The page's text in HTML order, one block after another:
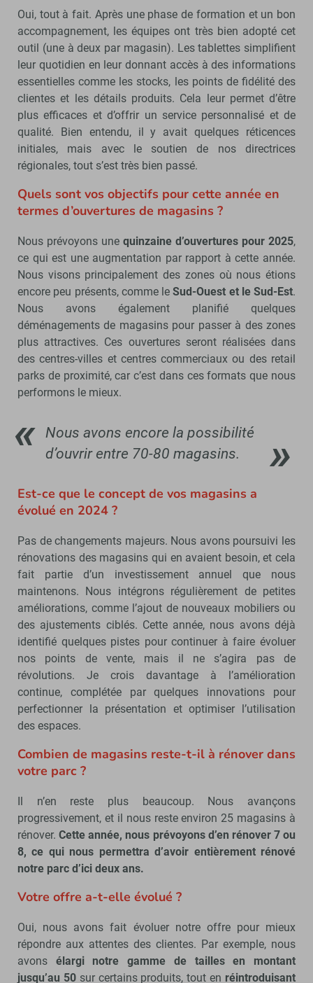
Oui, tout à fait. Après une phase de formation et un bon
accompagnement, les équipes ont très bien adopté cet
outil (une à deux par magasin). Les tablettes simplifient
leur quotidien en leur donnant accès à des informations
essentielles comme les stocks, les points de fidélité des
clientes et les détails produits. Cela leur permet d’être
plus efficaces et d’offrir un service personnalisé et de
qualité. Bien entendu, il y avait quelques réticences
initiales, mais avec le soutien de nos directrices
régionales, tout s’est très bien passé.
Quels sont vos objectifs pour cette année en
termes d’ouvertures de magasins ?
Nous prévoyons une quinzaine d’ouvertures pour 2025,
ce qui est une augmentation par rapport à cette année.
Nous visons principalement des zones où nous étions
encore peu présents, comme leSud-Ouest et le Sud-Est.
Nous avons également planifié quelques
déménagements de magasins pour passer à des zones
plus attractives. Ces ouvertures seront réalisées dans
des centres-villes et centres commerciaux ou des retail
parks de proximité, car c’est dans ces formats que nous
performons le mieux.
Nous avons encore la possibilité
d’ouvrir entre 70-80 magasins.
Est-ce que le concept de vos magasins a
évolué en 2024 ?
Pas de changements majeurs. Nous avons poursuivi les
rénovations des magasins qui en avaient besoin, et cela
fait partie d’un investissement annuel que nous
maintenons. Nous intégrons régulièrement de petites
améliorations, comme l’ajout de nouveaux mobiliers ou
des ajustements ciblés. Cette année, nous avons déjà
identifié quelques pistes pour continuer à faire évoluer
nos points de vente, mais il ne s’agira pas de
révolutions. Je crois davantage à l’amélioration
continue, complétée par quelques innovations pour
perfectionner la présentation et optimiser l’utilisation
des espaces.
Combien de magasins reste-t-il à rénover dans
votre parc ?
Il n’en reste plus beaucoup. Nous avançons
progressivement, et il nous reste environ 25 magasins à
rénover. Cette année, nous prévoyons d’en rénover 7 ou
8, ce qui nous permettra d’avoir entièrement rénové
notre parc d’ici deux ans.
Votre offre a-t-elle évolué ?
Oui, nous avons fait évoluer notre offre pour mieux
répondre aux attentes des clientes. Par exemple, nous
avons élargi notre gamme de tailles en montant
jusqu’au 50sur certains produits, tout en réintroduisant